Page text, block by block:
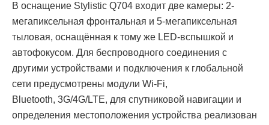
В оснащение Stylistic Q704 входит две камеры: 2-
мегапиксельная фронтальная и 5-мегапиксельная
тыловая, оснащённая к тому же LED-вспышкой и
автофокусом. Для беспроводного соединения с
другими устройствами и подключения к глобальной
сети предусмотрены модули Wi-Fi,
Bluetooth, 3G/4G/LTE, для спутниковой навигации и
определения местоположения устройства реализован